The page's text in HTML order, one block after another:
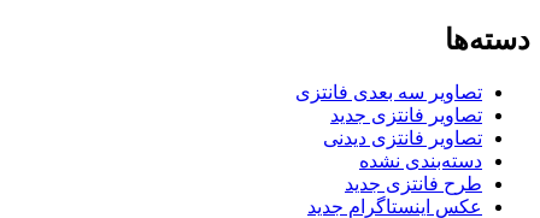
دسته‌ها
تصاویر سه بعدی فانتزی
تصاویر فانتزی جدید
تصاویر فانتزی دیدنی
دسته‌بندی نشده
طرح فانتزی جدید
عکس اینستاگرام جدید